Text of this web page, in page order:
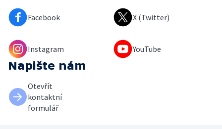
Facebook X (Twitter)
Instagram YouTube
Napište nám
Otevřít
kontaktní
formulář